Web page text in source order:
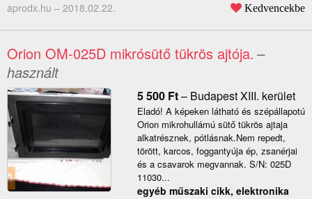
aprodx.hu – 2018.02.22. Kedvencekbe
Orion OM-025D mikrósütő tükrös ajtója. –
használt
5 500 Ft– Budapest XIII. kerület
Eladó! A képeken látható és szépállapotú
Orion mikrohullámú sütő tükrös ajtaja
alkatrésznek, pótlásnak.Nem repedt,
törött, karcos, foggantyúja ép, zsanérjai
és a csavarok megvannak. S/N: 025D
11030...
egyéb műszaki cikk, elektronika